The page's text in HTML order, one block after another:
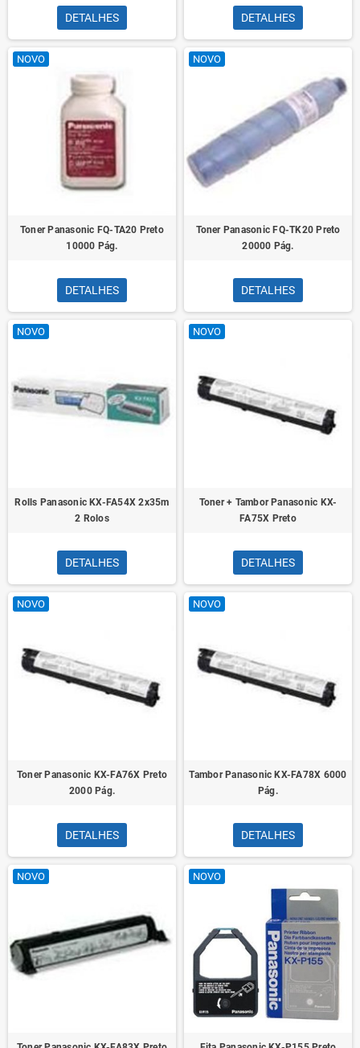
DETALHES DETALHES
NOVO
Toner Panasonic FQ-TA20 Preto
10000 Pág.
DETALHES
NOVO
Toner Panasonic FQ-TK20 Preto
20000 Pág.
DETALHES
NOVO
Rolls Panasonic KX-FA54X 2x35m
2 Rolos
DETALHES
NOVO
Toner + Tambor Panasonic KX-
FA75X Preto
DETALHES
NOVO
Toner Panasonic KX-FA76X Preto
2000 Pág.
DETALHES
NOVO
Tambor Panasonic KX-FA78X 6000
Pág.
DETALHES
NOVO NOVO